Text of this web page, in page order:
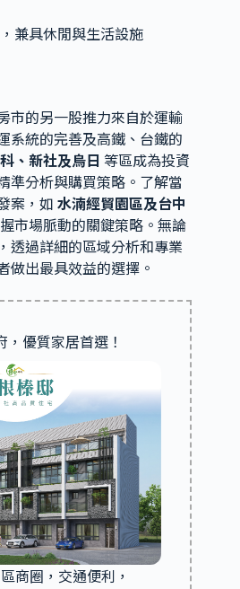
兼具休閒與生活設施
市的另一股推力來自於運輸
系統的完善及高鐵、台鐵的
、新社及烏日 等區成為投資
準分析與購買策略。了解當
案，如 水湳經貿園區及台中
市場脈動的關鍵策略。無論
透過詳細的區域分析和專業
做出最具效益的選擇。
，優質家居首選！
商圈，交通便利，